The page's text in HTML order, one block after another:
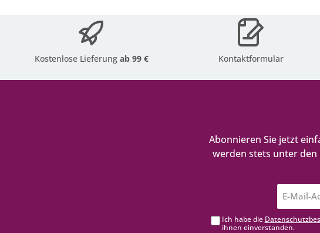
Kostenlose Lieferungab 99 € Kontaktformular
Abonnieren Sie jetzt
werden stets unter
Ich habe die
ihnen einverstanden.